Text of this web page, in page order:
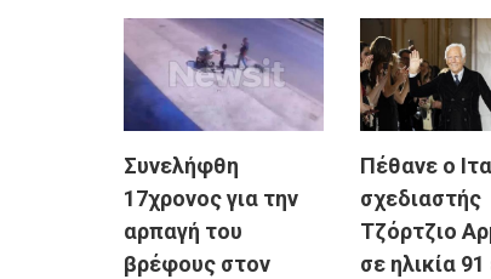
Συνελήφθη
17χρονος για την
αρπαγή του
βρέφους στον
Πέθανε ο
σχεδιαστής
Τζόρτζιο
σε ηλικία